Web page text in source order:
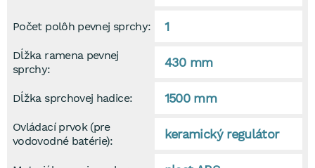
Počet polôh pevnej sprchy: 1
Dĺžka ramena pevnej
sprchy:
430 mm
Dĺžka sprchovej hadice: 1500 mm
Ovládací prvok (pre
vodovodné batérie):
keramický regulátor